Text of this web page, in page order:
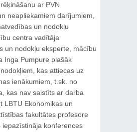
ar PVN
neapliekamiem darījumiem,
un nodokļu
centra vadītāja
un nodokļu eksperte, mācību
Inga Pumpure plašāk
kas attiecas uz
ienākumiem, t.sk. no
kas nav saistīts ar darba
LBTU Ekonomikas un
fakultātes profesore
iepazīstināja konferences